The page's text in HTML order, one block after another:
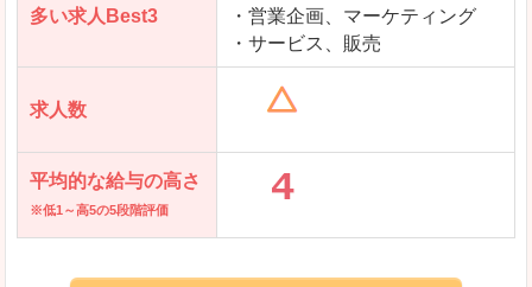
多い求人Best3
・営業企画、マーケティング
・サービス、販売
求人数
平均的な給与の高さ
※低1～高5の5段階評価